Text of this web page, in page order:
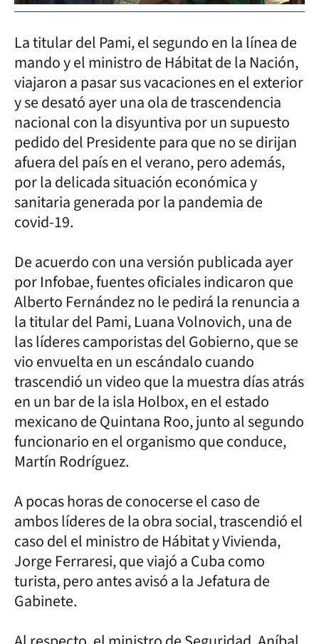
La titular del Pami, el segundo en la línea de
mando y el ministro de Hábitat de la Nación,
viajaron a pasar sus vacaciones en el exterior
y se desató ayer una ola de trascendencia
nacional con la disyuntiva por un supuesto
pedido del Presidente para que no se dirijan
afuera del país en el verano, pero además,
por la delicada situación económica y
sanitaria generada por la pandemia de
covid-19.
De acuerdo con una versión publicada ayer
por Infobae, fuentes oficiales indicaron que
Alberto Fernández no le pedirá la renuncia a
la titular del Pami, Luana Volnovich, una de
las líderes camporistas del Gobierno, que se
vio envuelta en un escándalo cuando
trascendió un video que la muestra días atrás
en un bar de la isla Holbox, en el estado
mexicano de Quintana Roo, junto al segundo
funcionario en el organismo que conduce,
Martín Rodríguez.
A pocas horas de conocerse el caso de
ambos líderes de la obra social, trascendió el
caso del el ministro de Hábitat y Vivienda,
Jorge Ferraresi, que viajó a Cuba como
turista, pero antes avisó a la Jefatura de
Gabinete.